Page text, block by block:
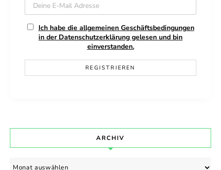
Ich habe die allgemeinen Geschäftsbedingungen
in der Datenschutzerklärung gelesen und bin
einverstanden.
ARCHIV
Archiv